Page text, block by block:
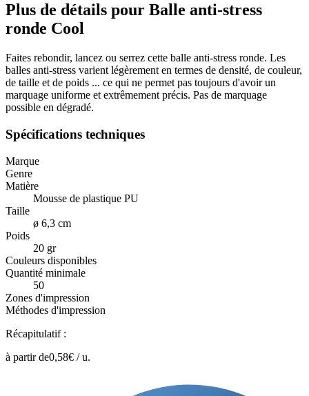
Plus de détails pour Balle anti-stress
ronde Cool
Faites rebondir, lancez ou serrez cette balle anti-stress ronde. Les
balles anti-stress varient légèrement en termes de densité, de couleur,
de taille et de poids ... ce qui ne permet pas toujours d'avoir un
marquage uniforme et extrêmement précis. Pas de marquage
possible en dégradé.
Spécifications techniques
Marque
Genre
Matière
Mousse de plastique PU
Taille
ø 6,3 cm
Poids
20 gr
Couleurs disponibles
Quantité minimale
50
Zones d'impression
Méthodes d'impression
Récapitulatif :
à partir de0,58€ /u.